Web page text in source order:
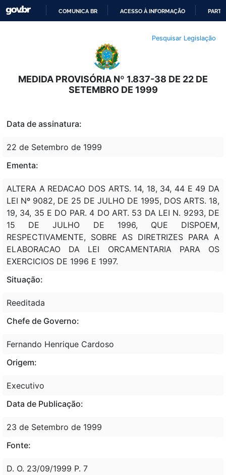
O
CONTEÚDO
COMUNICA BR ACESSO À INFORMAÇÃO
Pesquisar Legislação
MEDIDA PROVISÓRIA Nº 1.837-38 DE 22 DE
SETEMBRO DE 1999
Data de assinatura:
22 de Setembro de 1999
Ementa:
ALTERA A REDACAO DOS ARTS. 14, 18, 34, 44 E 49 DA
LEI Nº 9082, DE 25 DE JULHO DE 1995, DOS ARTS. 18,
19, 34, 35 E DO PAR. 4 DO ART. 53 DA LEI N. 9293, DE
15 DE JULHO DE 1996, QUE DISPOEM,
RESPECTIVAMENTE, SOBRE AS DIRETRIZES PARA A
ELABORACAO DA LEI ORCAMENTARIA PARA OS
EXERCICIOS DE 1996 E 1997.
Situação:
Reeditada
Chefe de Governo:
Fernando Henrique Cardoso
Origem:
Executivo
Data de Publicação:
23 de Setembro de 1999
Fonte:
D. O. 23/09/1999 P. 7